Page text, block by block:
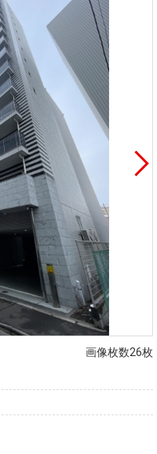
事業
用物
件を
探す
住まい1プ
ラス（お
役立ちコ
ラム）
住まい1プ
ラス（お
役立ちコ
ラム）
ニュース
リリース
閉じる
画像枚数26枚